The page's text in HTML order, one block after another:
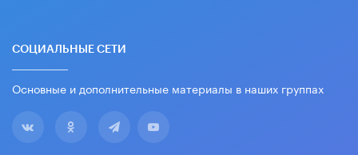
СОЦИАЛЬНЫЕ СЕТИ
Основные и дополнительные материалы в наших группах